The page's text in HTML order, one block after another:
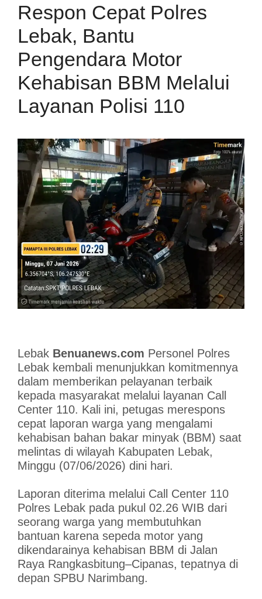
Respon Cepat Polres
Lebak, Bantu
Pengendara Motor
Kehabisan BBM Melalui
Layanan Polisi 110
Lebak Benuanews.com Personel Polres
Lebak kembali menunjukkan komitmennya
dalam memberikan pelayanan terbaik
kepada masyarakat melalui layanan Call
Center 110. Kali ini, petugas merespons
cepat laporan warga yang mengalami
kehabisan bahan bakar minyak (BBM) saat
melintas di wilayah Kabupaten Lebak,
Minggu (07/06/2026) dini hari.
Laporan diterima melalui Call Center 110
Polres Lebak pada pukul 02.26 WIB dari
seorang warga yang membutuhkan
bantuan karena sepeda motor yang
dikendarainya kehabisan BBM di Jalan
Raya Rangkasbitung–Cipanas, tepatnya di
depan SPBU Narimbang.